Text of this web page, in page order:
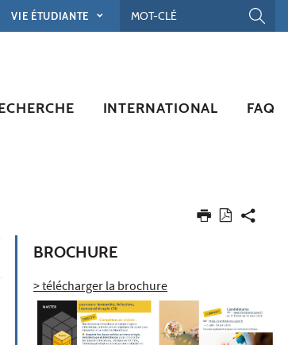
VIE ÉTUDIANTE
INTERNATIONAL FAQ
BROCHURE
> télécharger la brochure